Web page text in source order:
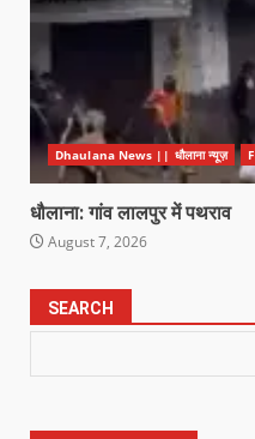
Dhaulana News || धौलाना न्यूज़
धौलाना: गांव लालपुर में पथराव
August 7, 2026
SEARCH